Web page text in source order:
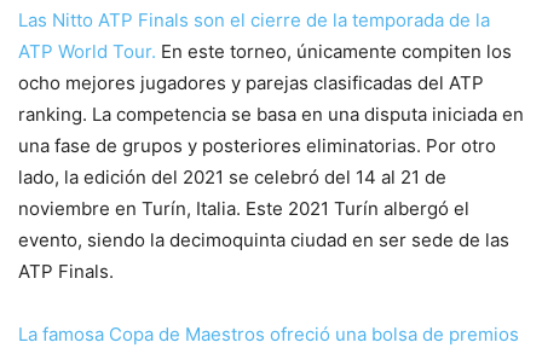
Las Nitto ATP Finals son el cierre de la temporada de la
ATP World Tour. En este torneo, únicamente compiten los
ocho mejores jugadores y parejas clasificadas del ATP
ranking. La competencia se basa en una disputa iniciada en
una fase de grupos y posteriores eliminatorias. Por otro
lado, la edición del 2021 se celebró del 14 al 21 de
noviembre en Turín, Italia. Este 2021 Turín albergó el
evento, siendo la decimoquinta ciudad en ser sede de las
ATP Finals.
La famosa Copa de Maestros ofreció una bolsa de premios